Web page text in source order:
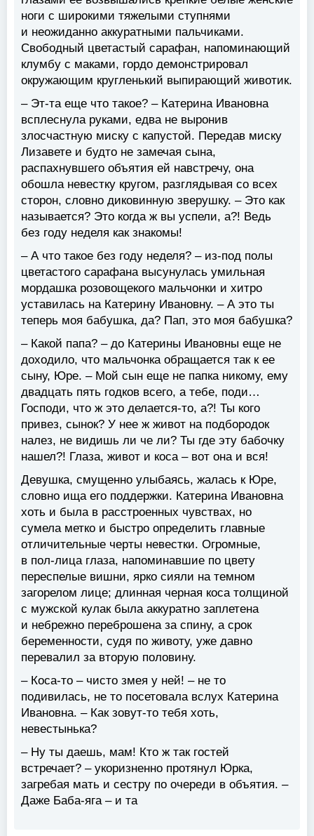
ноги с широкими тяжелыми ступнями
и неожиданно аккуратными пальчиками.
Свободный цветастый сарафан, напоминающий
клумбу с маками, гордо демонстрировал
окружающим кругленький выпирающий животик.
– Эт-та еще что такое? – Катерина Ивановна
всплеснула руками, едва не выронив
злосчастную миску с капустой. Передав миску
Лизавете и будто не замечая сына,
распахнувшего объятия ей навстречу, она
обошла невестку кругом, разглядывая со всех
сторон, словно диковинную зверушку. – Это как
называется? Это когда ж вы успели, а?! Ведь
без году неделя как знакомы!
– А что такое без году неделя? – из-под полы
цветастого сарафана высунулась умильная
мордашка розовощекого мальчонки и хитро
уставилась на Катерину Ивановну. – А это ты
теперь моя бабушка, да? Пап, это моя бабушка?
– Какой папа? – до Катерины Ивановны еще не
доходило, что мальчонка обращается так к ее
сыну, Юре. – Мой сын еще не папка никому, ему
двадцать пять годков всего, а тебе, поди…
Господи, что ж это делается-то, а?! Ты кого
привез, сынок? У нее ж живот на подбородок
налез, не видишь ли че ли? Ты где эту бабочку
нашел?! Глаза, живот и коса – вот она и вся!
Девушка, смущенно улыбаясь, жалась к Юре,
словно ища его поддержки. Катерина Ивановна
хоть и была в расстроенных чувствах, но
сумела метко и быстро определить главные
отличительные черты невестки. Огромные,
в пол-лица глаза, напоминавшие по цвету
переспелые вишни, ярко сияли на темном
загорелом лице; длинная черная коса толщиной
с мужской кулак была аккуратно заплетена
и небрежно переброшена за спину, а срок
беременности, судя по животу, уже давно
перевалил за вторую половину.
– Коса-то – чисто змея у ней! – не то
подивилась, не то посетовала вслух Катерина
Ивановна. – Как зовут-то тебя хоть,
невестынька?
– Ну ты даешь, мам! Кто ж так гостей
встречает? – укоризненно протянул Юрка,
загребая мать и сестру по очереди в объятия. –
Даже Баба-яга – и та